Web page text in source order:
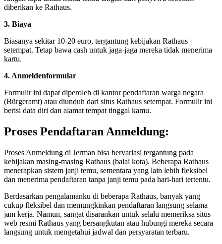
diberikan ke Rathaus.
3. Biaya
Biasanya sekitar 10-20 euro, tergantung kebijakan Rathaus
setempat. Tetap bawa cash untuk jaga-jaga mereka tidak menerima
kartu.
4. Anmeldenformular
Formulir ini dapat diperoleh di kantor pendaftaran warga negara
(Bürgeramt) atau diunduh dari situs Rathaus setempat. Formulir ini
berisi data diri dan alamat tempat tinggal kamu.
Proses Pendaftaran Anmeldung:
Proses Anmeldung di Jerman bisa bervariasi tergantung pada
kebijakan masing-masing Rathaus (balai kota). Beberapa Rathaus
menerapkan sistem janji temu, sementara yang lain lebih fleksibel
dan menerima pendaftaran tanpa janji temu pada hari-hari tertentu.
Berdasarkan pengalamanku di beberapa Rathaus, banyak yang
cukup fleksibel dan memungkinkan pendaftaran langsung selama
jam kerja. Namun, sangat disarankan untuk selalu memeriksa situs
web resmi Rathaus yang bersangkutan atau hubungi mereka secara
langsung untuk mengetahui jadwal dan persyaratan terbaru.